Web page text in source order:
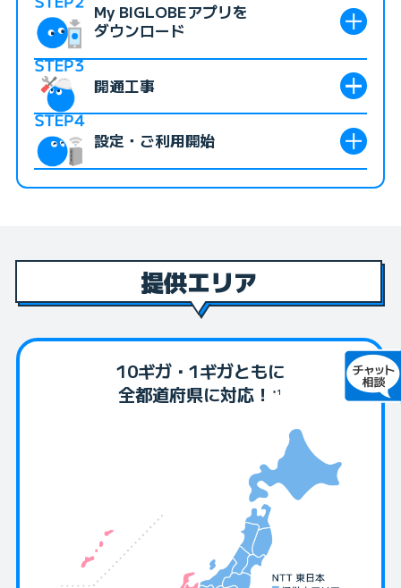
事前に準備すること
【回線新規の方】工事日を決める
Webで工事希望日の選択が可能です。
※混雑時期は近い日程に空きがないことがあります。工事日調整が必要な際は、お電
話をさせていただくことがあります。
【他社から乗り換えの方】承諾番号を取得する
＊2 NTT東日本・NTT西日本の窓口にて「転用承諾番号」をWebまたはお電話にてお
【回線新規の方も乗り換えの方も】
・タイプを決める（1ギガまたは10ギガ）
・オプションを確認（ルーター、光テレビ、光電話など）
準備ができたらお申し込みへ
My BIGLOBEアプリを
ダウンロード
お申し込みから3日後を目安にBIGLOBEから「アプリ利用開
始のお知らせ」をSMS（ショートメッセージ）にお送りしま
す。
ご案内に沿ってアプリにログインしていただき、マイページ
で工事日をご確認ください。
また、アプリでは利用料金やGポイントの確認、FAQやチャ
開通工事
■新規申し込みの場合
開通工事を行います。NTTから委託された工事担当者が光
ファイバーの導入工事にうかがいます。作業には30分～2時
をお客さまご自身で得ていただく必要があります。
■他社から乗り換えの場合 （転用・事業者変更）
BIGLOBEの回線工事日以降に、乗り換え前のプロバイダへ
ご連絡の上、IPv6サービスの廃止手続きを行ってください。
乗り換え前のプロバイダでIPv6サービスが廃⽌されると、数
時間から最大1日でBIGLOBE光がご利用可能になります。工
＊1 回線のタイプにより工事費がかかることがあります。他社1ギガからBIGLOBE光
10ギガタイプへお乗り換えの場合は、タイプ変更工事費が無料となります。土日休日
工事費、オプション工事費、追加工事費は別途かかります。
設定・ご利用開始
ご利用開始！
高速インターネットをお楽しみください
提供エリア
10ギガ・1ギガともに
全都道府県に対応！
＊1